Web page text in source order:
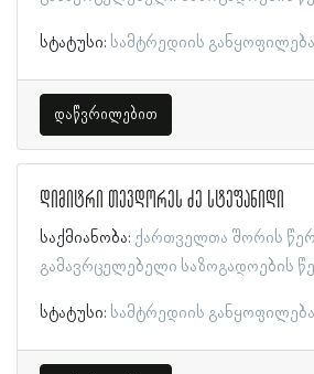
სტატუსი: სამტრედიის განყოფილება
დაწვრილებით
დიმიტრი თევდორეს ძე სტეფანიდი
საქმიანობა: ქართველთა შორის
გამავრცელებელი საზოგადოების
სტატუსი: სამტრედიის განყოფილება